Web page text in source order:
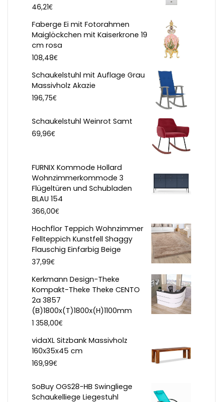
46,21€
Faberge Ei mit Fotorahmen
Maiglöckchen mit Kaiserkrone 19
cm rosa
108,48€
Schaukelstuhl mit Auflage Grau
Massivholz Akazie
196,75€
Schaukelstuhl Weinrot Samt
69,96€
FURNIX Kommode Hollard
Wohnzimmerkommode 3
Flügeltüren und Schubladen
BLAU 154
366,00€
Hochflor Teppich Wohnzimmer
Fellteppich Kunstfell Shaggy
Flauschig Einfarbig Beige
37,99€
Kerkmann Design-Theke
Kompakt-Theke Theke CENTO
2a 3857
(B)1800x(T)1800x(H)1100mm
1 358,00€
vidaXL Sitzbank Massivholz
160x35x45 cm
169,99€
SoBuy OGS28-HB Swingliege
Schaukelliege Liegestuhl